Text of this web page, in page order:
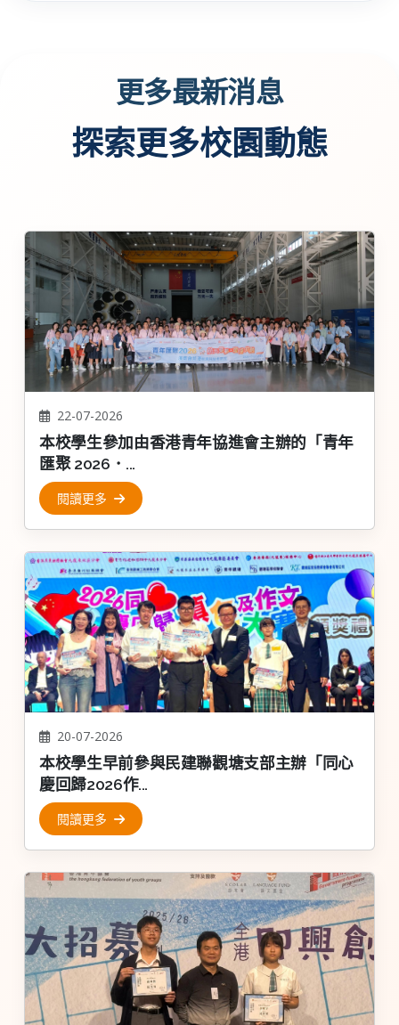
更多最新消息
探索更多校園動態
22-07-2026
本校學生參加由香港青年協進會主辦的「青年
匯聚 2026．...
閱讀更多
20-07-2026
本校學生早前參與民建聯觀塘支部主辦「同心
慶回歸2026作...
閱讀更多